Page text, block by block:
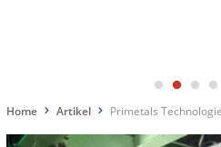
Home Artikel Primetals